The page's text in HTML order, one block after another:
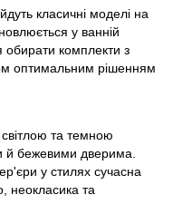
класичні моделі на
у ванній
обирати комплекти з
оптимальним рішенням
та темною
й бежевими дверима.
у стилях сучасна
неокласика та